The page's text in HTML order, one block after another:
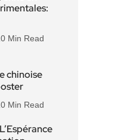
Min Read
chinoise
Min Read